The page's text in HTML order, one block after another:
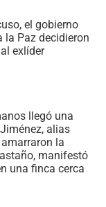
el gobierno
Paz decidieron
exlíder
llegó una
alias
amarraron la
manifestó
una finca cerca